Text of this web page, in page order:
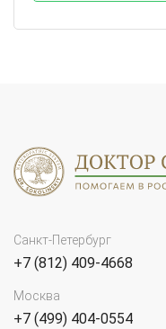
Санкт-Петербург
+7 (812) 409-4668
Москва
+7 (499) 404-0554